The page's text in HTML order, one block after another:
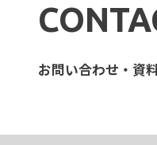
お問い合わせ・資